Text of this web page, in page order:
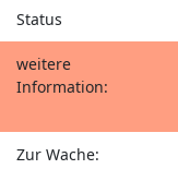
Status
weitere
Information:
Zur Wache: